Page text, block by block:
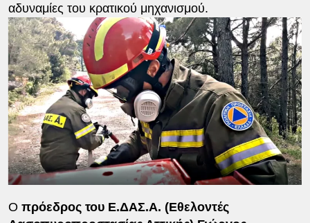
αδυναμίες του κρατικού μηχανισμού.
Ο πρόεδρος του Ε.ΔΑΣ.Α. (Εθελοντές